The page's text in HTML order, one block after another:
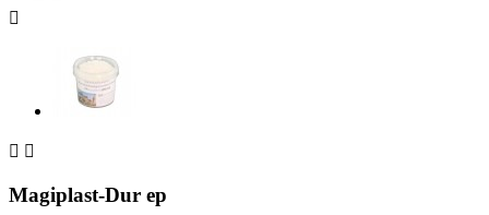

 
Magiplast-Dur ep